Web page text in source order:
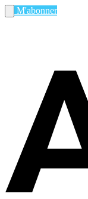
M'abonner